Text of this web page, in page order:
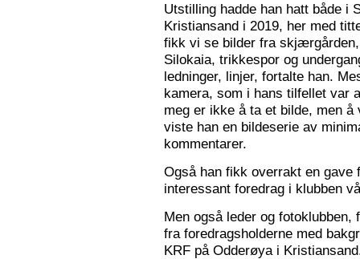
Utstilling hadde han hatt både i
Kristiansand i 2019, her med
fikk vi se bilder fra
Silokaia, trikkespor og
ledninger, linjer, fortalte han.
kamera, som i hans tilfellet var
meg er ikke å ta et bilde, men
viste han en bildeserie av
kommentarer.
Også han fikk overrakt en gave
interessant foredrag i klubben
Men også leder og
fra foredragsholderne med
KRF på Odderøya i